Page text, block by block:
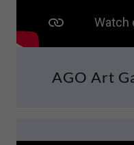
AGO Art